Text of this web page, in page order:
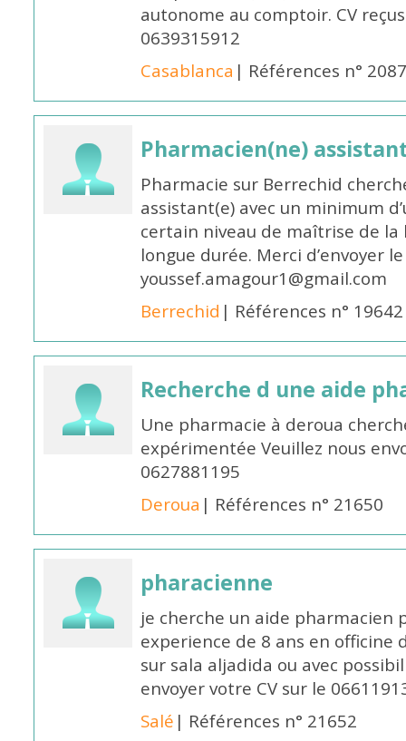
autonome au comptoir. CV
0639315912
Casablanca | Références n°
Pharmacien(ne)
Pharmacie sur Berrechid
assistant(e) avec un minimum
certain niveau de maîtrise de
longue durée. Merci d’envoyer
youssef.amagour1@gmail.com
Berrechid | Références n° 19642
Recherche d une aide
Une pharmacie à deroua
expérimentée Veuillez nous
0627881195
Deroua | Références n° 21650
pharacienne
je cherche un aide pharmacien
experience de 8 ans en
sur sala aljadida ou avec
envoyer votre CV sur le
Salé | Références n° 21652